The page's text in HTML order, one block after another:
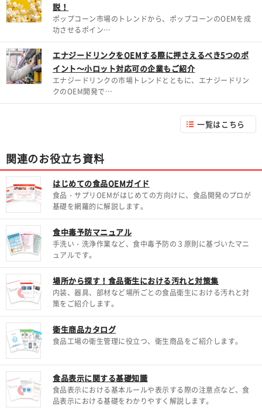
説！
ポップコーン市場のトレンドから、ポップコーンのOEMを成
功させるポイン…
エナジードリンクをOEMする際に押さえるべき5つのポ
イント～小ロット対応可の企業もご紹介
エナジードリンクの市場トレンドとともに、エナジードリン
クのOEM開発で…
一覧はこちら
関連のお役立ち資料
はじめての食品OEMガイド
食品・サプリOEMがはじめての方向けに、食品開発のプロが
基礎を網羅的に解説します。
食中毒予防マニュアル
手洗い・洗浄作業など、食中毒予防の３原則に基づいたマニ
ュアルです。
場所から探す！食品衛生における汚れと対策集
内装、器具、部材など場所ごとの食品衛生における汚れと対
策をご紹介します。
衛生商品カタログ
食品工場の衛生管理に役立つ、衛生商品をご紹介します。
食品表示に関する基礎知識
食品表示における基本ルールや表示する際の注意点など、食
品表示における基礎をわかりやすく解説します。